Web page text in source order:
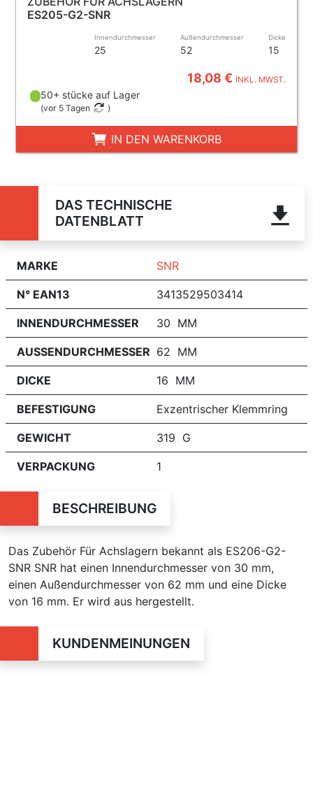
ES205-G2-SNR
Innendurchmesser
25
Außendurchmesser
52
Dicke
15
18,08 € INKL. MWST.
50+ stücke auf Lager
(vor 5 Tagen )
IN DEN WARENKORB
DAS TECHNISCHE
DATENBLATT
MARKE SNR
N° EAN13 3413529503414
INNENDURCHMESSER 30 MM
AUSSENDURCHMESSER 62 MM
DICKE 16 MM
BEFESTIGUNG Exzentrischer Klemmring
GEWICHT 319 G
VERPACKUNG 1
BESCHREIBUNG
Das Zubehör Für Achslagern bekannt als ES206-G2-
SNR SNR hat einen Innendurchmesser von 30 mm,
einen Außendurchmesser von 62 mm und eine Dicke
von 16 mm. Er wird aus hergestellt.
KUNDENMEINUNGEN